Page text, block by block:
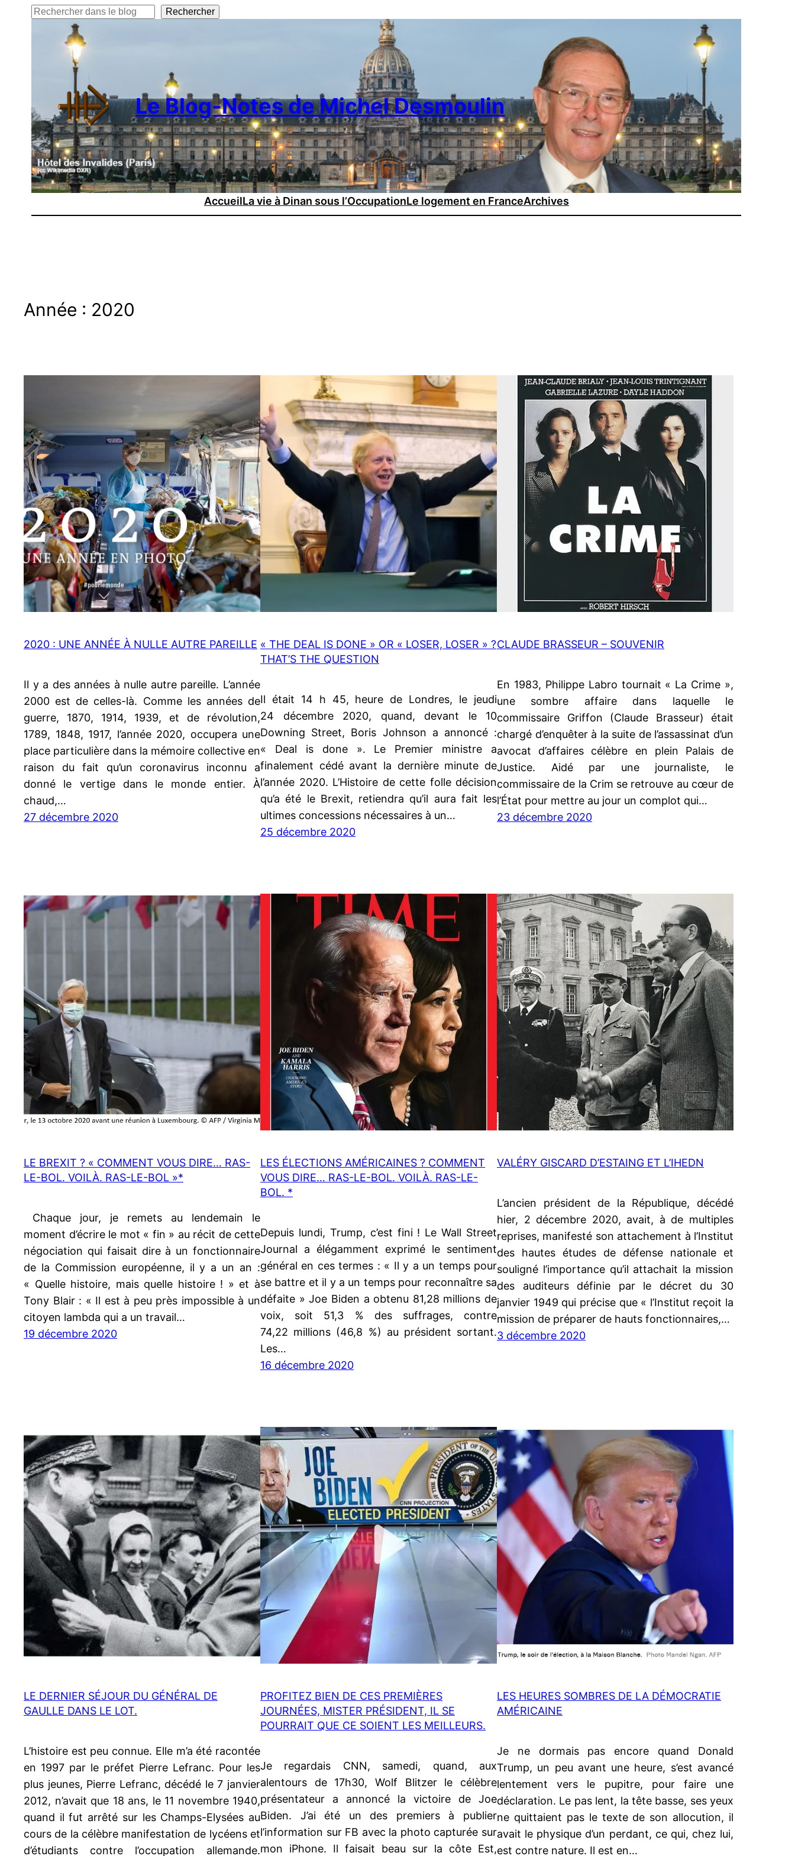
Rechercher Rechercher
Le Blog-Notes de Michel Desmoulin
AccueilLa vie à Dinan sous l’OccupationLe logement en FranceArchives
Année : 2020
2020 : UNE ANNÉE À NULLE AUTRE PAREILLE
Il y a des années à nulle autre pareille. L’année
2000 est de celles-là. Comme les années de
guerre, 1870, 1914, 1939, et de révolution,
1789, 1848, 1917, l’année 2020, occupera une
place particulière dans la mémoire collective en
raison du fait qu’un coronavirus inconnu a
donné le vertige dans le monde entier. À
chaud,…
27 décembre 2020
« THE DEAL IS DONE » OR « LOSER, LOSER » ?
THAT’S THE QUESTION
Il était 14 h 45, heure de Londres, le jeudi
24 décembre 2020, quand, devant le 10
Downing Street, Boris Johnson a annoncé :
« Deal is done ». Le Premier ministre a
finalement cédé avant la dernière minute de
l’année 2020. L’Histoire de cette folle décision
qu’a été le Brexit, retiendra qu’il aura fait les
ultimes concessions nécessaires à un…
25 décembre 2020
CLAUDE BRASSEUR – SOUVENIR
En 1983, Philippe Labro tournait « La Crime »,
une sombre affaire dans laquelle le
commissaire Griffon (Claude Brasseur) était
chargé d’enquêter à la suite de l’assassinat d’un
avocat d’affaires célèbre en plein Palais de
Justice. Aidé par une journaliste, le
commissaire de la Crim se retrouve au cœur de
l’État pour mettre au jour un complot qui…
23 décembre 2020
LE BREXIT ? « COMMENT VOUS DIRE… RAS-
LE-BOL. VOILÀ. RAS-LE-BOL »*
Chaque jour, je remets au lendemain le
moment d’écrire le mot « fin » au récit de cette
négociation qui faisait dire à un fonctionnaire
de la Commission européenne, il y a un an :
« Quelle histoire, mais quelle histoire ! » et à
Tony Blair : « Il est à peu près impossible à un
citoyen lambda qui a un travail…
19 décembre 2020
LES ÉLECTIONS AMÉRICAINES ? COMMENT
VOUS DIRE… RAS-LE-BOL. VOILÀ. RAS-LE-
BOL. *
Depuis lundi, Trump, c’est fini ! Le Wall Street
Journal a élégamment exprimé le sentiment
général en ces termes : « Il y a un temps pour
se battre et il y a un temps pour reconnaître sa
défaite » Joe Biden a obtenu 81,28 millions de
voix, soit 51,3 % des suffrages, contre
74,22 millions (46,8 %) au président sortant.
Les…
16 décembre 2020
VALÉRY GISCARD D’ESTAING ET L’IHEDN
L’ancien président de la République, décédé
hier, 2 décembre 2020, avait, à de multiples
reprises, manifesté son attachement à l’Institut
des hautes études de défense nationale et
souligné l’importance qu’il attachait la mission
des auditeurs définie par le décret du 30
janvier 1949 qui précise que « l’Institut reçoit la
mission de préparer de hauts fonctionnaires,…
3 décembre 2020
LE DERNIER SÉJOUR DU GÉNÉRAL DE
GAULLE DANS LE LOT.
L’histoire est peu connue. Elle m’a été racontée
en 1997 par le préfet Pierre Lefranc. Pour les
plus jeunes, Pierre Lefranc, décédé le 7 janvier
2012, n’avait que 18 ans, le 11 novembre 1940,
quand il fut arrêté sur les Champs-Elysées au
cours de la célèbre manifestation de lycéens et
d’étudiants contre l’occupation allemande.
PROFITEZ BIEN DE CES PREMIÈRES
JOURNÉES, MISTER PRÉSIDENT, IL SE
POURRAIT QUE CE SOIENT LES MEILLEURS.
Je regardais CNN, samedi, quand, aux
alentours de 17h30, Wolf Blitzer le célèbre
présentateur a annoncé la victoire de Joe
Biden. J’ai été un des premiers à publier
l’information sur FB avec la photo capturée sur
mon iPhone. Il faisait beau sur la côte Est,
LES HEURES SOMBRES DE LA DÉMOCRATIE
AMÉRICAINE
Je ne dormais pas encore quand Donald
Trump, un peu avant une heure, s’est avancé
lentement vers le pupitre, pour faire une
déclaration. Le pas lent, la tête basse, ses yeux
ne quittaient pas le texte de son allocution, il
avait le physique d’un perdant, ce qui, chez lui,
est contre nature. Il est en…